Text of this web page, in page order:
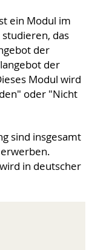
ein Modul im
das
der
der
Modul wird
oder "Nicht
sind insgesamt
in deutscher